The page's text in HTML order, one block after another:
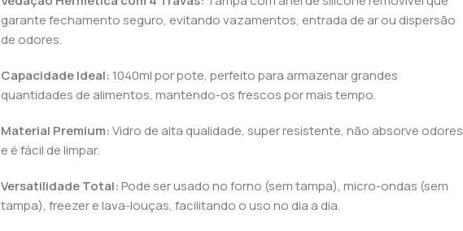
garante fechamento seguro, evitando vazamentos, entrada de ar ou dispersão
de odores.
Capacidade Ideal: 1040ml por pote, perfeito para armazenar grandes
quantidades de alimentos, mantendo-os frescos por mais tempo.
Material Premium:Vidro de alta qualidade, super resistente, não absorve odores
e é fácil de limpar.
Versatilidade Total:Pode ser usado no forno (sem tampa), micro-ondas (sem
tampa), freezer e lava-louças, facilitando o uso no dia a dia.